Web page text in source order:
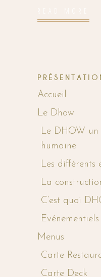
Accueil
Le Dhow
Le DHOW
humaine
Les différents
La
C’est quoi
Evénementiels
Menus
Carte
Carte Deck